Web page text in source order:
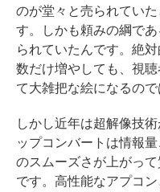
のが堂々と売られてい
す。しかも頼みの綱で
られていたんです。絶
数だけ増やしても、視
て大雑把な絵になるので
しかし近年は超解像技
ップコンバートは情報
のスムーズさが上がっ
です。高性能なアプコ